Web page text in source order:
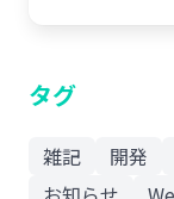
タグ
雑記 開発